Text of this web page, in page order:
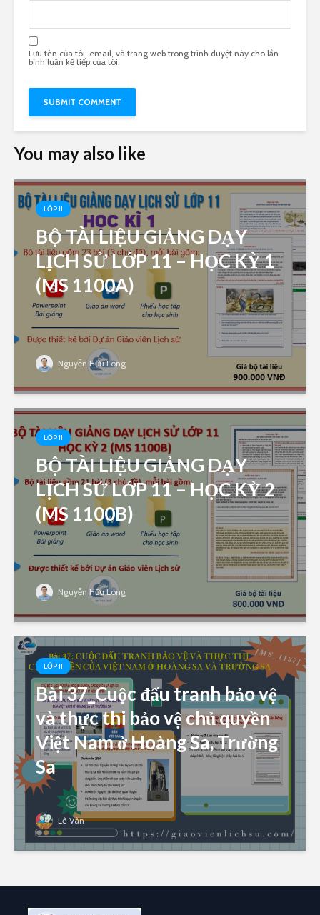
Lưu tên của tôi, email, và trang web trong trình duyệt này cho lần
bình luận kế tiếp của tôi.
You may also like
LỚP 11
BỘ TÀI LIỆU GIẢNG DẠY
LỊCH SỬ LỚP 11 – HỌC KỲ 1
(MS 1100A)
Nguyễn Hữu Long
LỚP 11
BỘ TÀI LIỆU GIẢNG DẠY
LỊCH SỬ LỚP 11 – HỌC KỲ 2
(MS 1100B)
Nguyễn Hữu Long
LỚP 11
Bài 37_Cuộc đấu tranh bảo vệ
và thực thi bảo vệ chủ quyền
Việt Nam ở Hoàng Sa, Trường
Sa
Lê Vân